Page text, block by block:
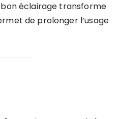
bon éclairage transforme
de prolonger l’usage